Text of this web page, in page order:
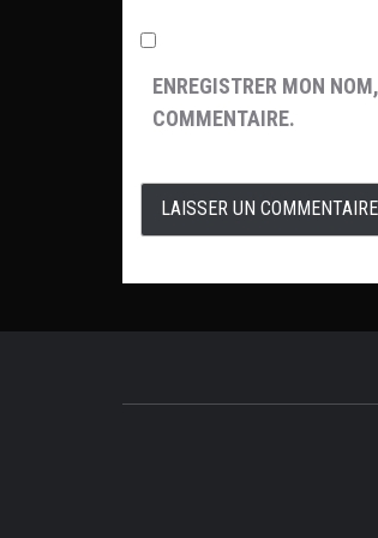
ENREGISTRER MON
COMMENTAIRE.